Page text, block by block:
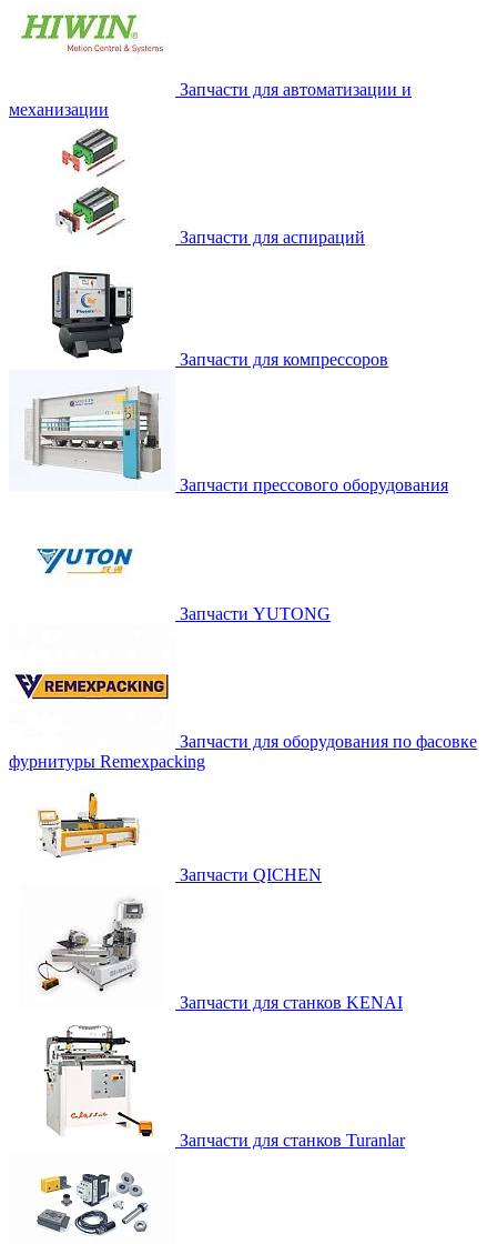
Запчасти для автоматизации и
механизации
Запчасти для аспираций
Запчасти для компрессоров
Запчасти прессового оборудования
Запчасти YUTONG
Запчасти для оборудования по фасовке
фурнитуры Remexpacking
Запчасти QICHEN
Запчасти для станков KENAI
Запчасти для станков Turanlar